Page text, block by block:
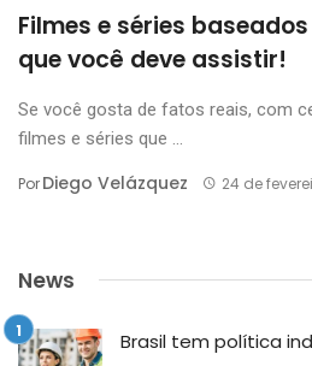
Filmes e séries
que você deve assistir!
Se você gosta de fatos reais, com
filmes e séries que ...
PorDiego Velázquez 24 de
News
Brasil tem política